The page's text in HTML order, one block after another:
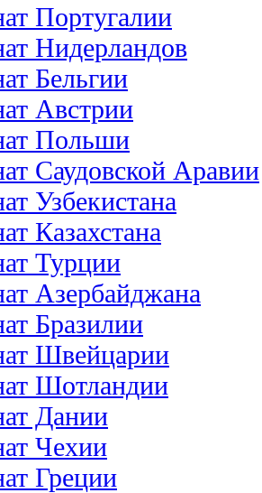
Португалии
Нидерландов
Бельгии
Австрии
Польши
Саудовской Аравии
Узбекистана
Казахстана
Турции
Азербайджана
Бразилии
Швейцарии
Шотландии
Дании
Чехии
Греции